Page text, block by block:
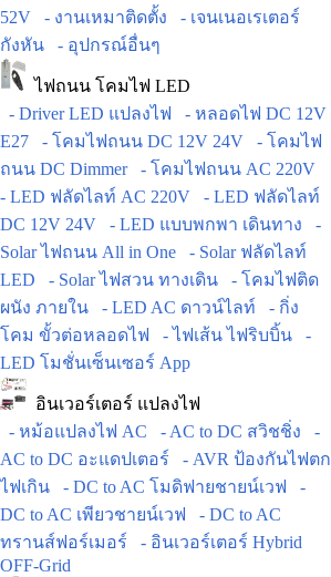
52V - งานเหมาติดตั้ง
- เจนเนอเรเตอร์
กังหัน
- อุปกรณ์อื่นๆ
ไฟถนน โคมไฟ LED
- Driver LED แปลงไฟ
- หลอดไฟ DC 12V
E27
- โคมไฟถนน DC 12V 24V
- โคมไฟ
ถนน DC Dimmer
- โคมไฟถนน AC 220V
- LED ฟลัดไลท์ AC 220V
- LED ฟลัดไลท์
DC 12V 24V
- LED แบบพกพา เดินทาง
-
Solar ไฟถนน All in One
- Solar ฟลัดไลท์
LED
- Solar ไฟสวน ทางเดิน
- โคมไฟติด
ผนัง ภายใน
- LED AC ดาวน์ไลท์
- กิ่ง
โคม ขั้วต่อหลอดไฟ
- ไฟเส้น ไฟริบบิ้น
-
LED โมชั่นเซ็นเซอร์ App
อินเวอร์เตอร์ แปลงไฟ
- หม้อแปลงไฟ AC
- AC to DC สวิชชิ่ง
-
AC to DC อะแดปเตอร์
- AVR ป้องกันไฟตก
ไฟเกิน
- DC to AC โมดิฟายชายน์เวฟ
-
DC to AC เพียวชายน์เวฟ
- DC to AC
ทรานส์ฟอร์เมอร์
- อินเวอร์เตอร์ Hybrid
OFF-Grid